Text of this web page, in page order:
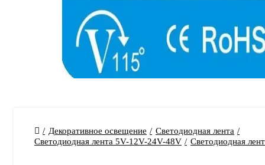
Декоративное освещение
Светодиодная лента
Светодиодная лента 5V-12V-24V-48V
Светодиодная